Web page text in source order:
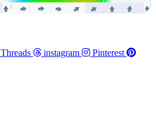
Threads instagram
Pinterest